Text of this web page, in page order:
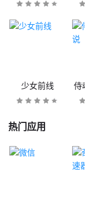
少女前线 侍
热门应用